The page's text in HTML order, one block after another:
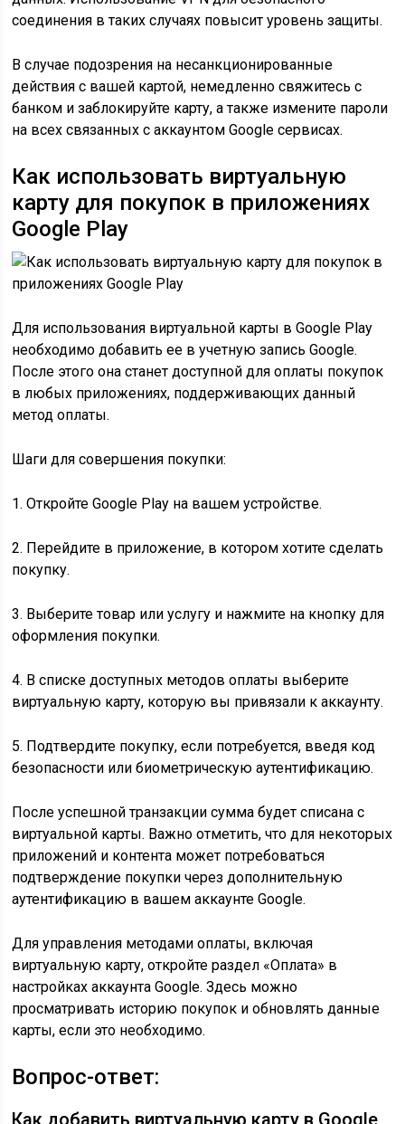
соединения в таких случаях повысит уровень защиты.
В случае подозрения на несанкционированные
действия с вашей картой, немедленно свяжитесь с
банком и заблокируйте карту, а также измените пароли
на всех связанных с аккаунтом Google сервисах.
Как использовать виртуальную
карту для покупок в приложениях
Google Play
Для использования виртуальной карты в Google Play
необходимо добавить ее в учетную запись Google.
После этого она станет доступной для оплаты покупок
в любых приложениях, поддерживающих данный
метод оплаты.
Шаги для совершения покупки:
1. Откройте Google Play на вашем устройстве.
2. Перейдите в приложение, в котором хотите сделать
покупку.
3. Выберите товар или услугу и нажмите на кнопку для
оформления покупки.
4. В списке доступных методов оплаты выберите
виртуальную карту, которую вы привязали к аккаунту.
5. Подтвердите покупку, если потребуется, введя код
безопасности или биометрическую аутентификацию.
После успешной транзакции сумма будет списана с
виртуальной карты. Важно отметить, что для некоторых
приложений и контента может потребоваться
подтверждение покупки через дополнительную
аутентификацию в вашем аккаунте Google.
Для управления методами оплаты, включая
виртуальную карту, откройте раздел «Оплата» в
настройках аккаунта Google. Здесь можно
просматривать историю покупок и обновлять данные
карты, если это необходимо.
Вопрос-ответ:
Как добавить виртуальную карту в Google